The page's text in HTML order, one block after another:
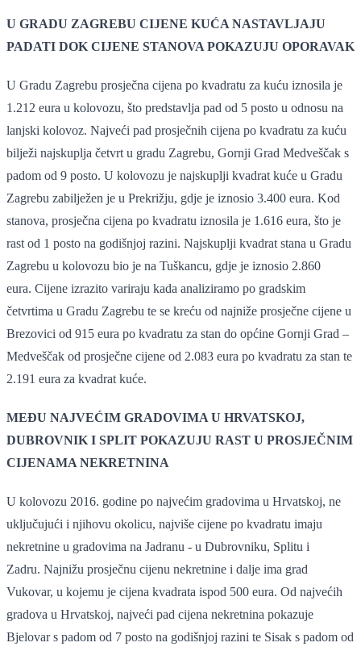
U GRADU ZAGREBU CIJENE KUĆA NASTAVLJAJU
PADATI DOK CIJENE STANOVA POKAZUJU OPORAVAK
U Gradu Zagrebu prosječna cijena po kvadratu za kuću iznosila je
1.212 eura u kolovozu, što predstavlja pad od 5 posto u odnosu na
lanjski kolovoz. Najveći pad prosječnih cijena po kvadratu za kuću
bilježi najskuplja četvrt u gradu Zagrebu, Gornji Grad Medveščak s
padom od 9 posto. U kolovozu je najskuplji kvadrat kuće u Gradu
Zagrebu zabilježen je u Prekrižju, gdje je iznosio 3.400 eura. Kod
stanova, prosječna cijena po kvadratu iznosila je 1.616 eura, što je
rast od 1 posto na godišnjoj razini. Najskuplji kvadrat stana u Gradu
Zagrebu u kolovozu bio je na Tuškancu, gdje je iznosio 2.860
eura. Cijene izrazito variraju kada analiziramo po gradskim
četvrtima u Gradu Zagrebu te se kreću od najniže prosječne cijene u
Brezovici od 915 eura po kvadratu za stan do općine Gornji Grad –
Medveščak od prosječne cijene od 2.083 eura po kvadratu za stan te
2.191 eura za kvadrat kuće.
MEĐU NAJVEĆIM GRADOVIMA U HRVATSKOJ,
DUBROVNIK I SPLIT POKAZUJU RAST U PROSJEČNIM
CIJENAMA NEKRETNINA
U kolovozu 2016. godine po najvećim gradovima u Hrvatskoj, ne
uključujući i njihovu okolicu, najviše cijene po kvadratu imaju
nekretnine u gradovima na Jadranu - u Dubrovniku, Splitu i
Zadru. Najnižu prosječnu cijenu nekretnine i dalje ima grad
Vukovar, u kojemu je cijena kvadrata ispod 500 eura. Od najvećih
gradova u Hrvatskoj, najveći pad cijena nekretnina pokazuje
Bjelovar s padom od 7 posto na godišnjoj razini te Sisak s padom od